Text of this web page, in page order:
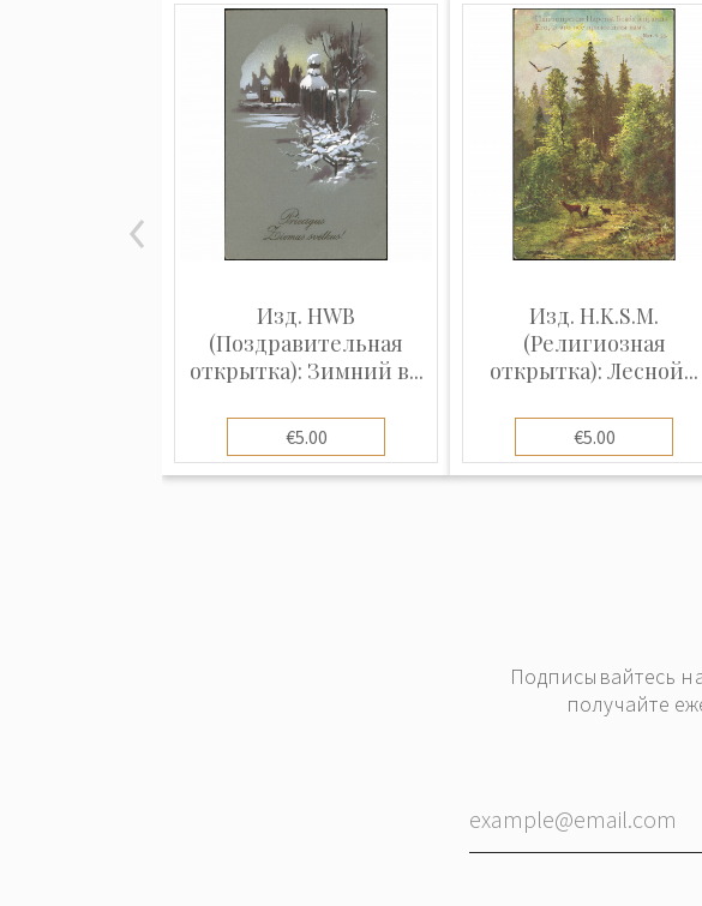
Изд. HWB
(Поздравительная
открытка): Зимний в...
€5.00
Изд. H.K.S.M.
(Религиозная
открытка): Лесной...
€5.00
Подписывайтесь
получайте